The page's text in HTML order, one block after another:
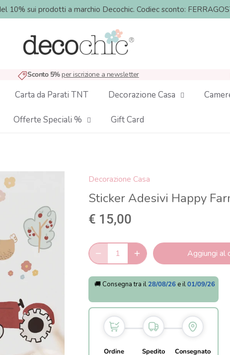
10% sui prodotti a marchio Decochic. Codiec sconto:
Sconto 5%per iscrizione a newsletter
Carta da Parati TNT Decorazione Casa
Offerte Speciali % Gift Card
Decorazione Casa
Sticker Adesivi Happy
€ 15,00
Aggiungi al
🚚 Consegna tra il 28/08/26 e il01/09/26
Ordine
Spedito
Consegnato